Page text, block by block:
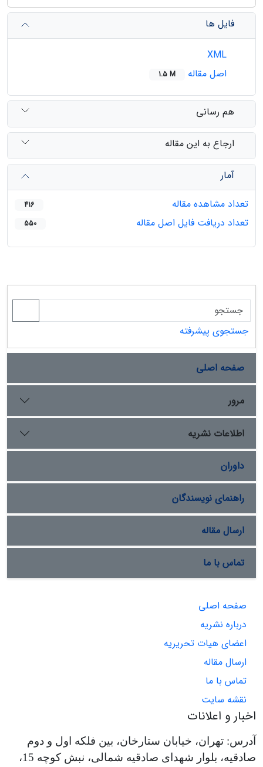
فایل ها
اصل مقاله
1.5 M
هم رسانی
ارجاع به این مقاله
آمار
تعداد مشاهده مقاله
416
تعداد دریافت فایل اصل مقاله 550
جستجوی پیشرفته
صفحه اصلی
مرور
اطلاعات نشریه
داوران
راهنمای نویسندگان
ارسال مقاله
تماس با ما
صفحه اصلی
درباره نشریه
اعضای هیات تحریریه
ارسال مقاله
تماس با ما
نقشه سایت
اخبار و اعلانات
آدرس: تهران، خیابان ستارخان، بین فلکه اول و دوم
صادقیه، بلوار شهدای صادقیه شمالی، نبش کوچه 15،